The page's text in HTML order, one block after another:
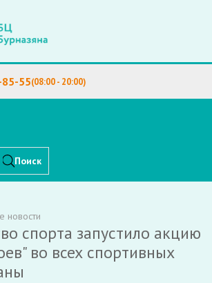
55(08:00 - 20:00)
Поиск
новости
спорта запустило акцию
во всех спортивных